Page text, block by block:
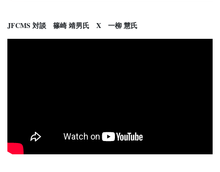
JFCMS 対談 篠崎 靖男氏 X 一柳 慧氏